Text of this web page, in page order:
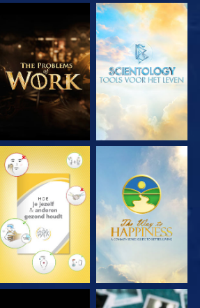
VERKEN DE SERIE VERKEN DE SERIE
KIJK KIJK